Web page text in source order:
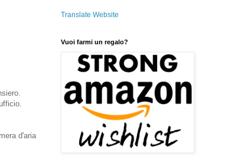
d'aria
Translate Website
Vuoi farmi un regalo?